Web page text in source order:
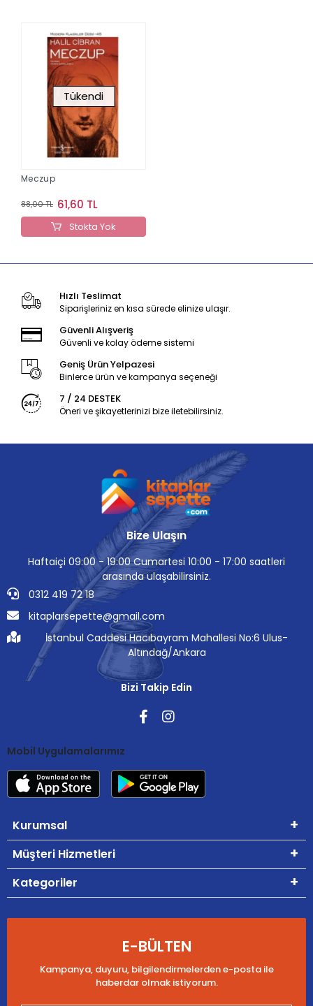
Tükendi
Meczup
88,00 TL 61,60 TL
Stokta Yok
Hızlı Teslimat
Siparişleriniz en kısa sürede elinize ulaşır.
Güvenli Alışveriş
Güvenli ve kolay ödeme sistemi
Geniş Ürün Yelpazesi
Binlerce ürün ve kampanya seçeneği
7 / 24 DESTEK
Öneri ve şikayetlerinizi bize iletebilirsiniz.
Bize Ulaşın
Haftaiçi 09:00 - 19:00 Cumartesi 10:00 - 17:00 saatleri
arasında ulaşabilirsiniz.
0312 419 72 18
kitaplarsepette@gmail.com
İstanbul Caddesi Hacıbayram Mahallesi No:6 Ulus-
Altındağ/Ankara
Bizi Takip Edin
Mobil Uygulamalarımız
Kurumsal
Müşteri Hizmetleri
Kategoriler
E-BÜLTEN
Kampanya, duyuru, bilgilendirmelerden e-posta ile
haberdar olmak istiyorum.